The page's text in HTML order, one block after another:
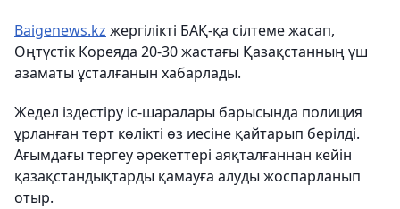
Baigenews.kz жергілікті БАҚ-қа сілтеме жасап,
Оңтүстік Кореяда 20-30 жастағы Қазақстанның үш
азаматы ұсталғанын хабарлады.
Жедел іздестіру іс-шаралары барысында полиция
ұрланған төрт көлікті өз иесіне қайтарып берілді.
Ағымдағы тергеу әрекеттері аяқталғаннан кейін
қазақстандықтарды қамауға алуды жоспарланып
отыр.